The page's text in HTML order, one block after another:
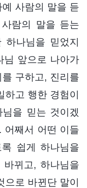
사람의 말을 듣
람의 말을 듣는
하나님을 믿었지
님 앞으로 나아가
구하고, 진리를
하고 행한 경험이
을 믿는 것이겠
어째서 어떤 이들
쉽게 하나님을
뀌고, 하나님을
으로 바뀐단 말이